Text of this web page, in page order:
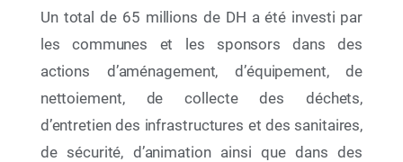
08 Juil 2026
« Racines et Horizons » La Fondation
Mohammed VI pour la Protection de
l’Environnement réunit les acteurs de l’Éducation
Un total de 65 millions de DH a été investi par
les communes et les sponsors dans des
actions d’aménagement, d’équipement, de
nettoiement, de collecte des déchets,
d’entretien des infrastructures et des sanitaires,
de sécurité, d’animation ainsi que dans des